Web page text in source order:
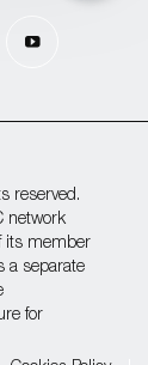
reserved.
network
its member
a separate
for